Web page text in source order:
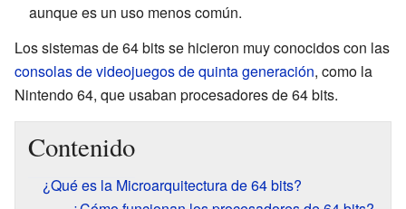
aunque es un uso menos común.
Los sistemas de 64 bits se hicieron muy conocidos con las
consolas de videojuegos de quinta generación, como la
Nintendo 64, que usaban procesadores de 64 bits.
Contenido
¿Qué es la Microarquitectura de 64 bits?